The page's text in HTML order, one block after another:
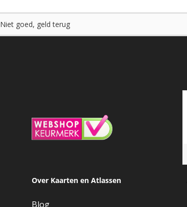
Niet goed, geld terug
Over Kaarten en Atlassen
Blog